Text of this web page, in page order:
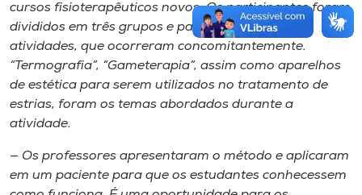
cursos fisioterapêuticos novos. Os participantes foram
divididos em três grupos e passaram pelas três
atividades, que ocorreram concomitantemente.
“Termografia”, “Gameterapia”, assim como aparelhos
de estética para serem utilizados no tratamento de
estrias, foram os temas abordados durante a
atividade.
— Os professores apresentaram o método e aplicaram
em um paciente para que os estudantes conhecessem